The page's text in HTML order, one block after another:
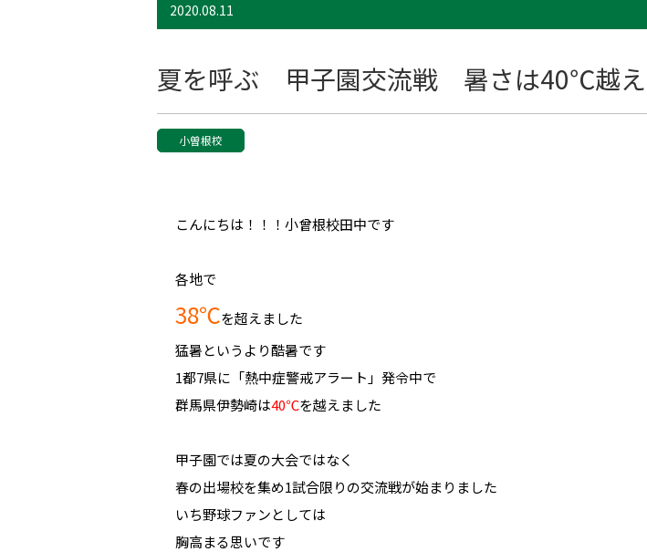
2020.08.11
夏を呼ぶ 甲子園交流戦 暑さは40℃越え
小曽根校
こんにちは！！！小曾根校田中です
各地で
38℃を超えました
猛暑というより酷暑です
1都7県に「熱中症警戒アラート」発令中で
群馬県伊勢崎は40℃を越えました
甲子園では夏の大会ではなく
春の出場校を集め1試合限りの交流戦が始まりました
いち野球ファンとしては
胸高まる思いです